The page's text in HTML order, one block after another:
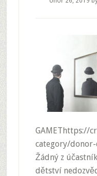
GAMEThttps://
category/
Žádný z
dětství